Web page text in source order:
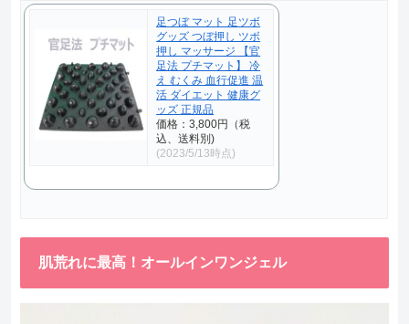
足つぼ マット 足ツボ
グッズ つぼ押し ツボ
押し マッサージ 【官
足法 プチマット】 冷
え むくみ 血行促進 温
活 ダイエット 健康グ
ッズ 正規品
価格：3,800円（税
込、送料別)
(2023/5/13時点)
肌荒れに最高！オールインワンジェル